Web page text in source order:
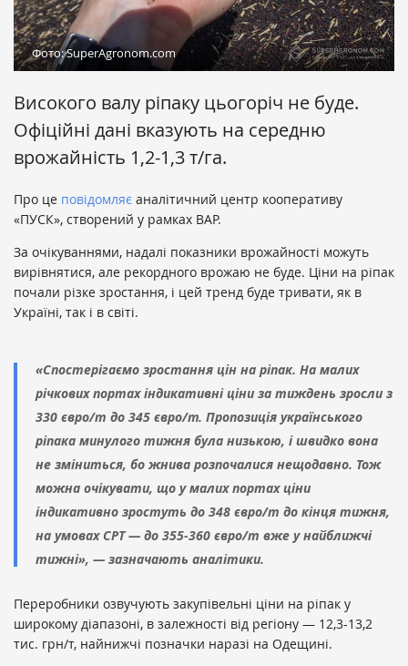
Фото: SuperAgronom.com
Високого валу ріпаку цьогоріч не буде.
Офіційні дані вказують на середню
врожайність 1,2-1,3 т/га.
Про це повідомляє аналітичний центр кооперативу
«ПУСК», створений у рамках ВАР.
За очікуваннями, надалі показники врожайності можуть
вирівнятися, але рекордного врожаю не буде. Ціни на ріпак
почали різке зростання, і цей тренд буде тривати, як в
Україні, так і в світі.
«Спостерігаємо зростання цін на ріпак. На малих
річкових портах індикативні ціни за тиждень зросли з
330 євро/т до 345 євро/т. Пропозиція українського
ріпака минулого тижня була низькою, і швидко вона
не зміниться, бо жнива розпочалися нещодавно. Тож
можна очікувати, що у малих портах ціни
індикативно зростуть до 348 євро/т до кінця тижня,
на умовах СРТ — до 355-360 євро/т вже у найближчі
тижні», — зазначають аналітики.
Переробники озвучують закупівельні ціни на ріпак у
широкому діапазоні, в залежності від регіону — 12,3-13,2
тис. грн/т, найнижчі позначки наразі на Одещині.